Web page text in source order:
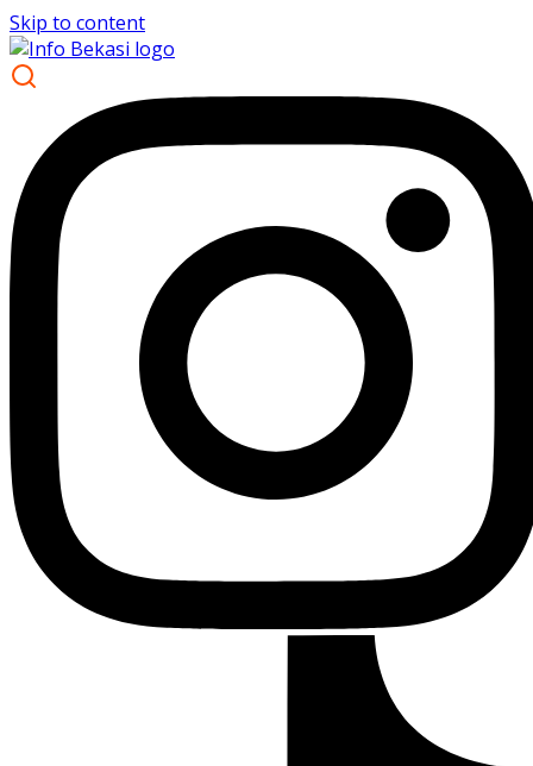
Skip to content